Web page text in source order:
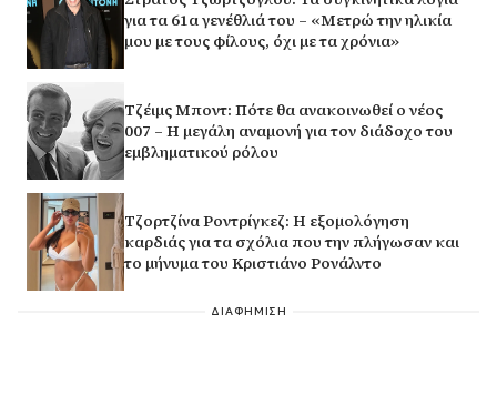
για τα 61α γενέθλιά του – «Μετρώ την ηλικία
μου με τους φίλους, όχι με τα χρόνια»
Τζέιμς Μποντ: Πότε θα ανακοινωθεί ο νέος
007 – Η μεγάλη αναμονή για τον διάδοχο του
εμβληματικού ρόλου
Τζορτζίνα Ροντρίγκεζ: Η εξομολόγηση
καρδιάς για τα σχόλια που την πλήγωσαν και
το μήνυμα του Κριστιάνο Ρονάλντο
ΔΙΑΦΗΜΙΣΗ